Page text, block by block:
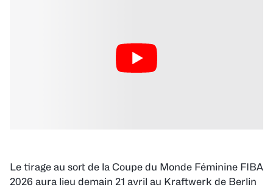
Le tirage au sort de la Coupe du Monde Féminine FIBA
2026 aura lieu demain 21 avril au Kraftwerk de Berlin